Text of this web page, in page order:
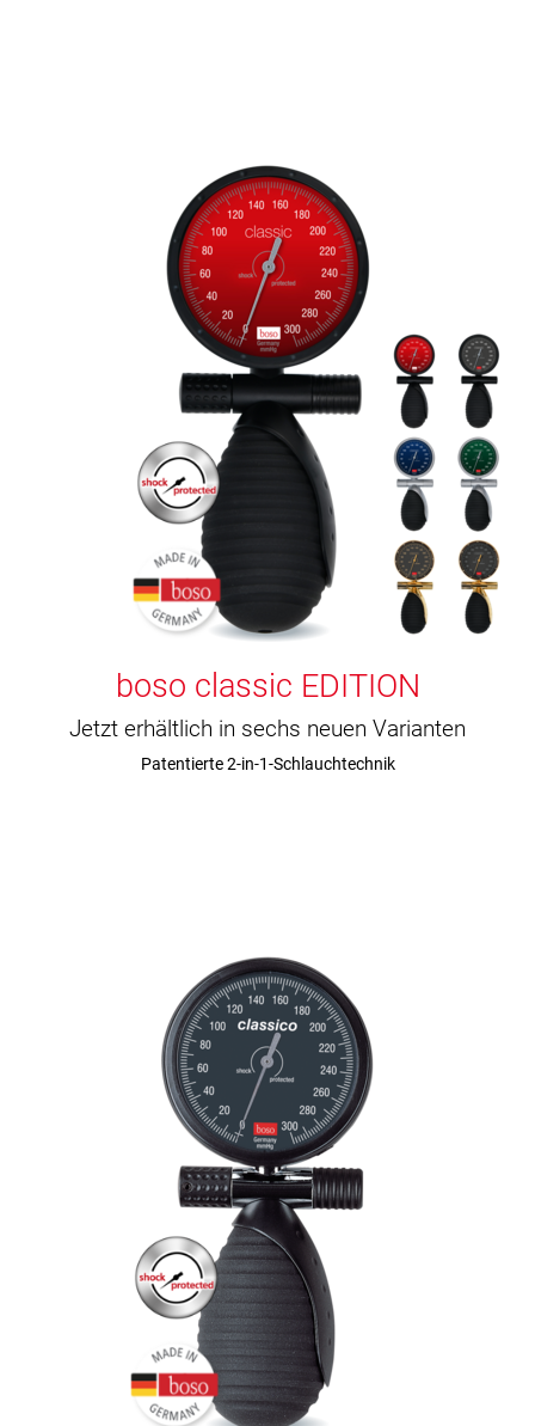
boso classic EDITION
Jetzt erhältlich in sechs neuen Varianten
Patentierte 2-in-1-Schlauchtechnik